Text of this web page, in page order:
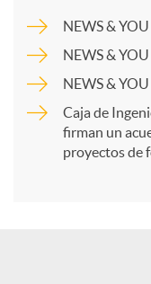
a
r
NEWS &
NEWS &
NEWS &
Caja de
firman un
proyectos de